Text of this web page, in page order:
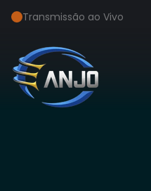
Transmissão ao Vivo